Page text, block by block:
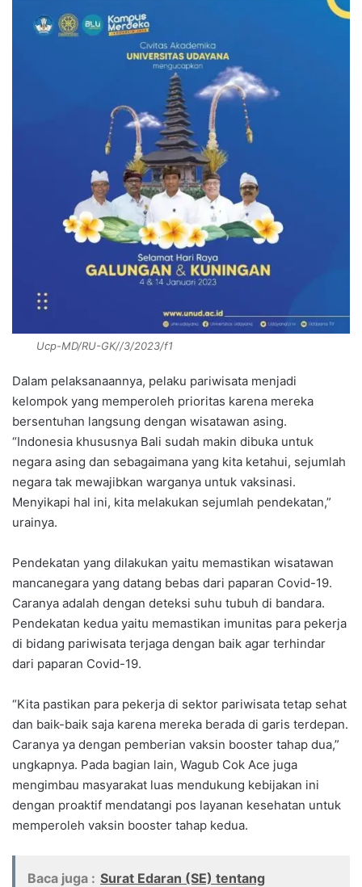
Ucp-MD/RU-GK//3/2023/f1
Dalam pelaksanaannya, pelaku pariwisata menjadi
kelompok yang memperoleh prioritas karena mereka
bersentuhan langsung dengan wisatawan asing.
“Indonesia khususnya Bali sudah makin dibuka untuk
negara asing dan sebagaimana yang kita ketahui, sejumlah
negara tak mewajibkan warganya untuk vaksinasi.
Menyikapi hal ini, kita melakukan sejumlah pendekatan,”
urainya.
Pendekatan yang dilakukan yaitu memastikan wisatawan
mancanegara yang datang bebas dari paparan Covid-19.
Caranya adalah dengan deteksi suhu tubuh di bandara.
Pendekatan kedua yaitu memastikan imunitas para pekerja
di bidang pariwisata terjaga dengan baik agar terhindar
dari paparan Covid-19.
“Kita pastikan para pekerja di sektor pariwisata tetap sehat
dan baik-baik saja karena mereka berada di garis terdepan.
Caranya ya dengan pemberian vaksin booster tahap dua,”
ungkapnya. Pada bagian lain, Wagub Cok Ace juga
mengimbau masyarakat luas mendukung kebijakan ini
dengan proaktif mendatangi pos layanan kesehatan untuk
memperoleh vaksin booster tahap kedua.
Baca juga : Surat Edaran (SE) tentang